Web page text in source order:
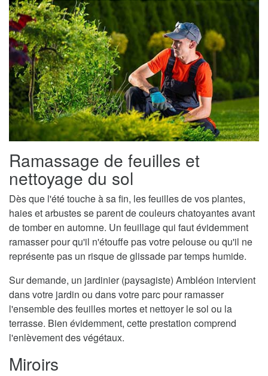
Ramassage de feuilles et
nettoyage du sol
Dès que l'été touche à sa fin, les feuilles de vos plantes,
haies et arbustes se parent de couleurs chatoyantes avant
de tomber en automne. Un feuillage qui faut évidemment
ramasser pour qu'il n'étouffe pas votre pelouse ou qu'il ne
représente pas un risque de glissade par temps humide.
Sur demande, un jardinier (paysagiste) Ambléon intervient
dans votre jardin ou dans votre parc pour ramasser
l'ensemble des feuilles mortes et nettoyer le sol ou la
terrasse. Bien évidemment, cette prestation comprend
l'enlèvement des végétaux.
Miroirs